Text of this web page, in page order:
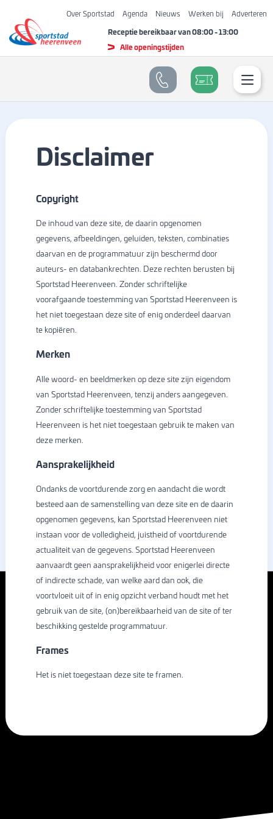
Over Sportstad Agenda Nieuws Werken bij Adverteren
Receptie bereikbaar van08:00-13:00
Alle openingstijden
Disclaimer
Copyright
De inhoud van deze site, de daarin opgenomen
gegevens, afbeeldingen, geluiden, teksten, combinaties
daarvan en de programmatuur zijn beschermd door
auteurs- en databankrechten. Deze rechten berusten bij
Sportstad Heerenveen. Zonder schriftelijke
voorafgaande toestemming van Sportstad Heerenveen is
het niet toegestaan deze site of enig onderdeel daarvan
te kopiëren.
Merken
Alle woord- en beeldmerken op deze site zijn eigendom
van Sportstad Heerenveen, tenzij anders aangegeven.
Zonder schriftelijke toestemming van Sportstad
Heerenveen is het niet toegestaan gebruik te maken van
deze merken.
Aansprakelijkheid
Ondanks de voortdurende zorg en aandacht die wordt
besteed aan de samenstelling van deze site en de daarin
opgenomen gegevens, kan Sportstad Heerenveen niet
instaan voor de volledigheid, juistheid of voortdurende
actualiteit van de gegevens. Sportstad Heerenveen
aanvaardt geen aansprakelijkheid voor enigerlei directe
of indirecte schade, van welke aard dan ook, die
voortvloeit uit of in enig opzicht verband houdt met het
gebruik van de site, (on)bereikbaarheid van de site of ter
beschikking gestelde programmatuur.
Frames
Het is niet toegestaan deze site te framen.